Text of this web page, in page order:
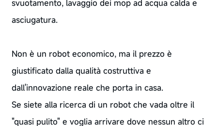
svuotamento, lavaggio dei mop ad acqua calda e
asciugatura.
Non è un robot economico, ma il prezzo è
giustificato dalla qualità costruttiva e
dall'innovazione reale che porta in casa.
Se siete alla ricerca di un robot che vada oltre il
"quasi pulito" e voglia arrivare dove nessun altro ci